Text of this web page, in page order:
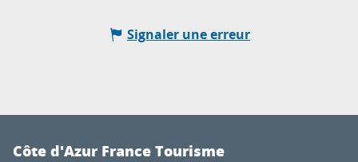
Signaler une erreur
Côte d'Azur France Tourisme